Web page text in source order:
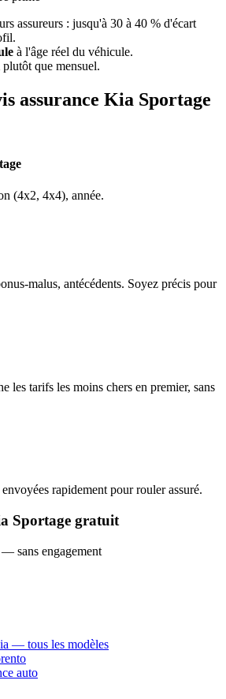
assureurs : jusqu'à 30 à 40 % d'écart
à l'âge réel du véhicule.
plutôt que mensuel.
assurance Kia Sportage
(4x2, 4x4), année.
malus, antécédents. Soyez précis pour
les tarifs les moins chers en premier, sans
rapidement pour rouler assuré.
Sportage gratuit
— sans engagement
— tous les modèles
auto